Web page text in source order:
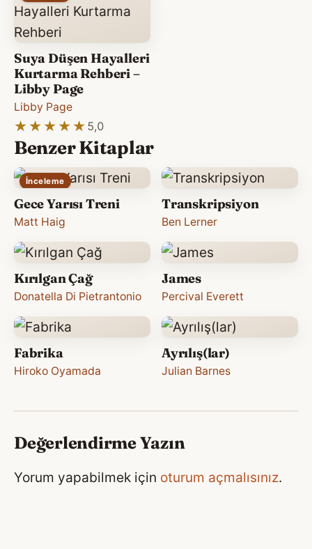
Suya Düşen Hayalleri
Kurtarma Rehberi –
Libby Page
Libby Page
★★★★★
★★★★★ 5,0
Benzer Kitaplar
İnceleme
Gece Yarısı Treni
Matt Haig
Transkripsiyon
Ben Lerner
Kırılgan Çağ
Donatella Di Pietrantonio
James
Percival Everett
Fabrika
Hiroko Oyamada
Ayrılış(lar)
Julian Barnes
Değerlendirme Yazın
Yorum yapabilmek için oturum açmalısınız.